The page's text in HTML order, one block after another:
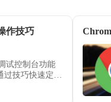
作技巧
试控制台功能
过技巧快速定位